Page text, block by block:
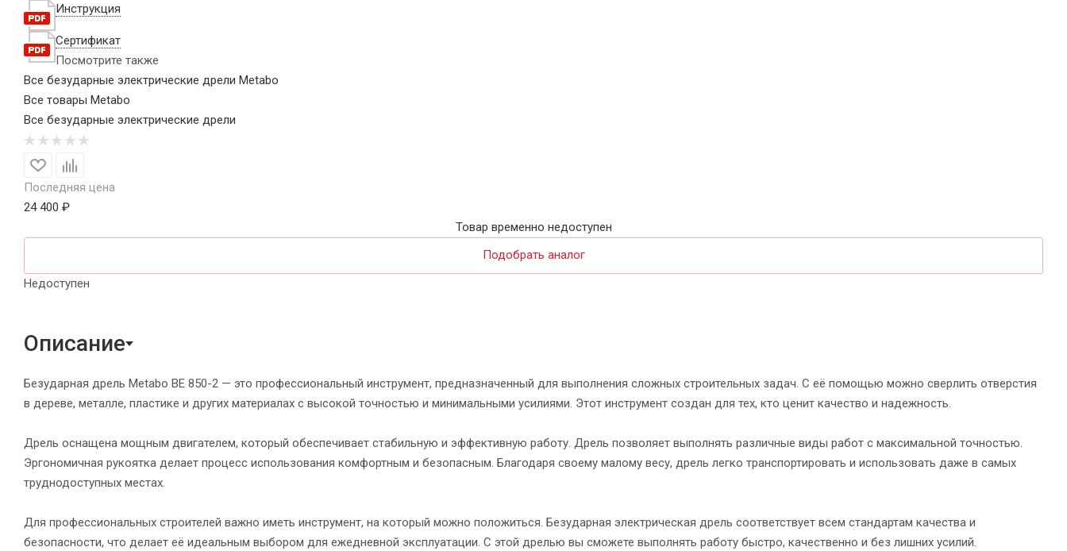
Инструкция
Сертификат
Посмотрите также
Все безударные электрические дрели Metabo
Все товары Metabo
Все безударные электрические дрели
Последняя цена
24 400 ₽
Товар временно недоступен
Подобрать аналог
Недоступен
Описание
Безударная дрель Metabo BE 850-2 — это профессиональный инструмент, предназначенный для выполнения сложных строительных задач. С её помощью можно сверлить отверстия
в дереве, металле, пластике и других материалах с высокой точностью и минимальными усилиями. Этот инструмент создан для тех, кто ценит качество и надежность.
Дрель оснащена мощным двигателем, который обеспечивает стабильную и эффективную работу. Дрель позволяет выполнять различные виды работ с максимальной точностью.
Эргономичная рукоятка делает процесс использования комфортным и безопасным. Благодаря своему малому весу, дрель легко транспортировать и использовать даже в самых
труднодоступных местах.
Для профессиональных строителей важно иметь инструмент, на который можно положиться. Безударная электрическая дрель соответствует всем стандартам качества и
безопасности, что делает её идеальным выбором для ежедневной эксплуатации. С этой дрелью вы сможете выполнять работу быстро, качественно и без лишних усилий.